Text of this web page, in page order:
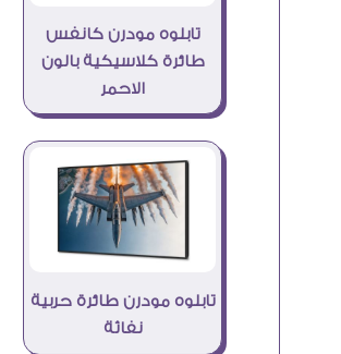
تابلوه مودرن كانفس
طائرة كلاسيكية بالون
الاحمر
تابلوه مودرن طائرة حربية
نفاثة